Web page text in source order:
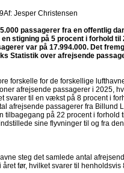
Af: Jesper Christensen
passagerer fra en offentlig
stigning på 5 procent i forhold til
var på 17.994.000. Det
Statistik over afrejsende
forskelle for de forskellige
afrejsende passagerer i 2025,
svarer til en vækst på 8 procent i
afrejsende passagerer fra Billund
tilbagegang på 22 procent i forhold
sine flyvninger til og fra
steg det samlede antal
før, hvilket svarer til henholdsvis